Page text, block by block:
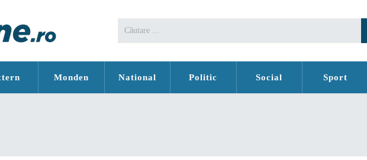
Monden National Politic Social Sport